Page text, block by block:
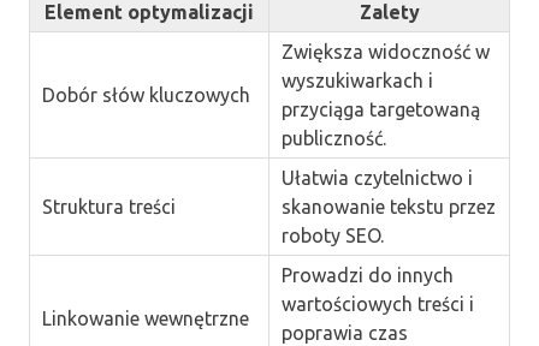
Element optymalizacji Zalety
Dobór słów kluczowych
Zwiększa widoczność w
wyszukiwarkach i
przyciąga targetowaną
publiczność.
Struktura treści
Ułatwia czytelnictwo i
skanowanie tekstu przez
roboty SEO.
Linkowanie wewnętrzne
Prowadzi do innych
wartościowych treści i
poprawia czas